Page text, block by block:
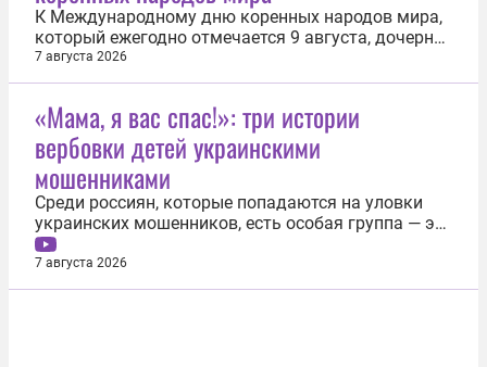
стал...
К Международному дню коренных народов мира,
который ежегодно отмечается 9 августа, дочерние
предприятия «Роснефти» в регионах присутствия
провели масштабные мероприятия. В Тюменской
угодьям демьянских хантов топливом,
стройматериалами и техникой. За...
7 августа 2026
«Мама, я вас спас!»: три истории
вербовки детей украинскими
мошенниками
Среди россиян, которые попадаются на уловки
украинских мошенников, есть особая группа — это
дети. Процесс обработки — от первого контакта
до передачи денег или исполнения задания от
кураторов может занять от двух часов до
7 августа 2026